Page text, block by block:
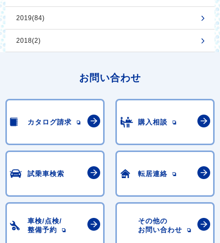
2019(84)
2018(2)
お問い合わせ
カタログ請求 購入相談
試乗車検索 転居連絡
車検/点検/
整備予約
その他の
お問い合わせ